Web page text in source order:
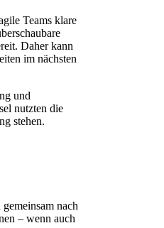
Teams klare
Daher kann
im nächsten
und
nutzten die
stehen.
nach
– wenn auch